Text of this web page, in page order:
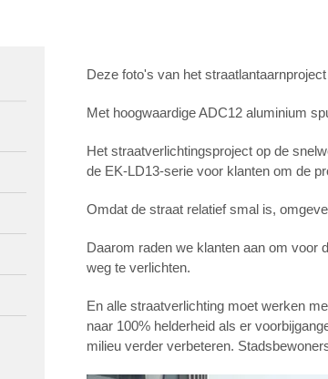
Deze foto's van het
Met hoogwaardige ADC12 aluminium
Het straatverlichtingsproject op de
de EK-LD13-serie voor klanten om de
Omdat de straat relatief smal is,
Daarom raden we klanten aan om voor
weg te verlichten.
En alle straatverlichting moet werken
naar 100% helderheid als er
milieu verder verbeteren.